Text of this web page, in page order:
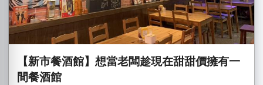
【新市餐酒館】想當老闆趁現在甜甜價擁有一
間餐酒館